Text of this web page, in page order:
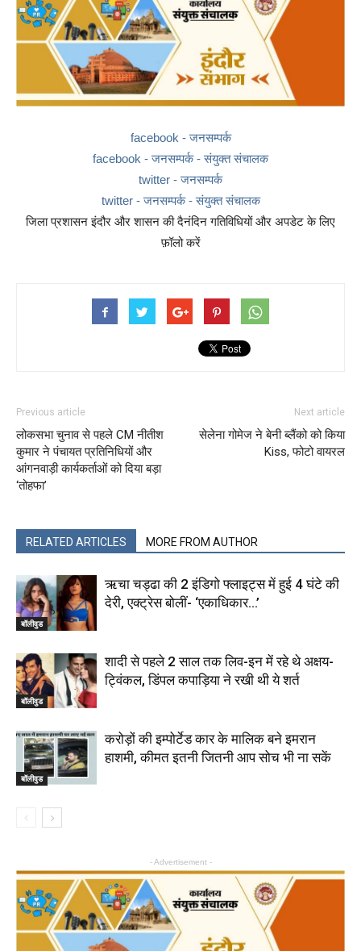
facebook - जनसम्पर्क
facebook - जनसम्पर्क - संयुक्त संचालक
twitter - जनसम्पर्क
twitter - जनसम्पर्क - संयुक्त संचालक
जिला प्रशासन इंदौर और शासन की दैनंदिन गतिविधियों और अपडेट के लिए
फ़ॉलो करें
Previous article
लोकसभा चुनाव से पहले CM नीतीश
कुमार ने पंचायत प्रतिनिधियों और
आंगनवाड़ी कार्यकर्ताओं को दिया बड़ा
‘तोहफा’
Next article
सेलेना गोमेज ने बेनी ब्लैंको को किया
Kiss, फोटो वायरल
RELATED ARTICLES MORE FROM AUTHOR
बॉलीवुड
ऋचा चड्ढा की 2 इंडिगो फ्लाइट्स में हुई 4 घंटे की
देरी, एक्ट्रेस बोलीं- ‘एकाधिकार…’
बॉलीवुड
शादी से पहले 2 साल तक लिव-इन में रहे थे अक्षय-
ट्विंकल, डिंपल कपाड़िया ने रखी थी ये शर्त
बॉलीवुड
करोड़ों की इम्पोर्टेड कार के मालिक बने इमरान
हाशमी, कीमत इतनी जितनी आप सोच भी ना सकें
- Advertisement -